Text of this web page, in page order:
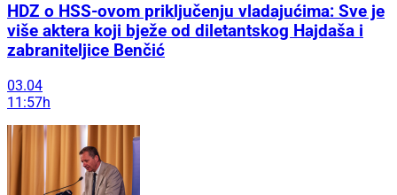
HDZ o HSS-ovom priključenju vladajućima: Sve je
više aktera koji bježe od diletantskog Hajdaša i
zabraniteljice Benčić
03.04
11:57h